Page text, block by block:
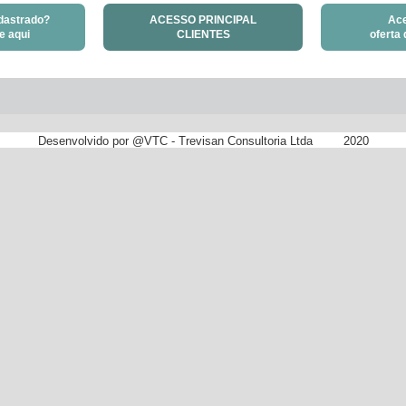
aqui
ACESSO PRINCIPAL
CLIENTES
oferta
Desenvolvido por @VTC - Trevisan Consultoria Ltda 2020